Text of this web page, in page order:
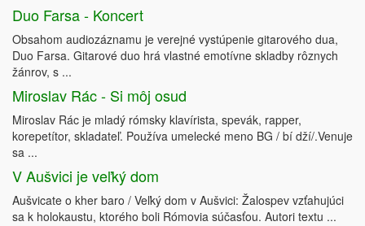
Duo Farsa - Koncert
Obsahom audiozáznamu je verejné vystúpenie gitarového dua,
Duo Farsa. Gitarové duo hrá vlastné emotívne skladby rôznych
žánrov, s ...
Miroslav Rác - Si môj osud
Miroslav Rác je mladý rómsky klavírista, spevák, rapper,
korepetítor, skladateľ. Používa umelecké meno BG / bí dží/.Venuje
sa ...
V Aušvici je veľký dom
Aušvicate o kher baro / Veľký dom v Aušvici: Žalospev vzťahujúci
sa k holokaustu, ktorého boli Rómovia súčasťou. Autori textu ...